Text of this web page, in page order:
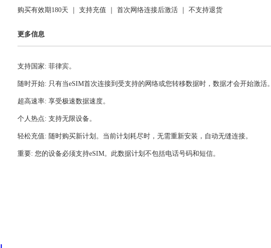
购买有效期180天 ｜ 支持充值 ｜ 首次网络连接后激活 ｜ 不支持退货
更多信息
支持国家: 菲律宾。
随时开始: 只有当eSIM首次连接到受支持的网络或您转移数据时，数据才会开始激活。
超高速率: 享受极速数据速度。
个人热点: 支持无限设备。
轻松充值: 随时购买新计划。当前计划耗尽时，无需重新安装，自动无缝连接。
重要: 您的设备必须支持eSIM。此数据计划不包括电话号码和短信。